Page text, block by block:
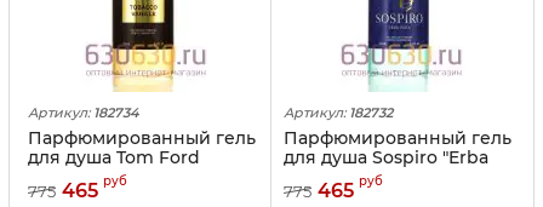
Артикул: 182734
Парфюмированный гель
для душа Tom Ford
"Tobacco Vanille" 250ml
775 465 руб
Артикул: 182732
Парфюмированный гель
для душа Sospiro "Erba
Pura" 250ml
775 465 руб